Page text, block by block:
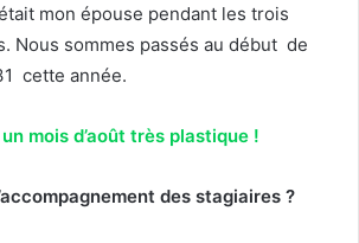
mon épouse pendant les trois
Nous sommes passés au début de
cette année.
mois d’août très plastique !
des stagiaires ?